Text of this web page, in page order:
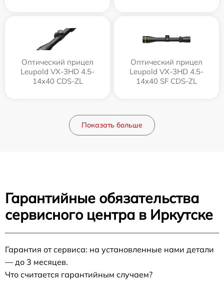
Оптический прицел
Leupold VX-3HD 4.5-
14x40 CDS-ZL
Оптический прицел
Leupold VX-3HD 4.5-
14x40 SF CDS-ZL
Показать больше
Гарантийные обязательства
сервисного центра в Иркутске
Гарантия от сервиса: на установленные нами детали
— до 3 месяцев.
Что считается гарантийным случаем?